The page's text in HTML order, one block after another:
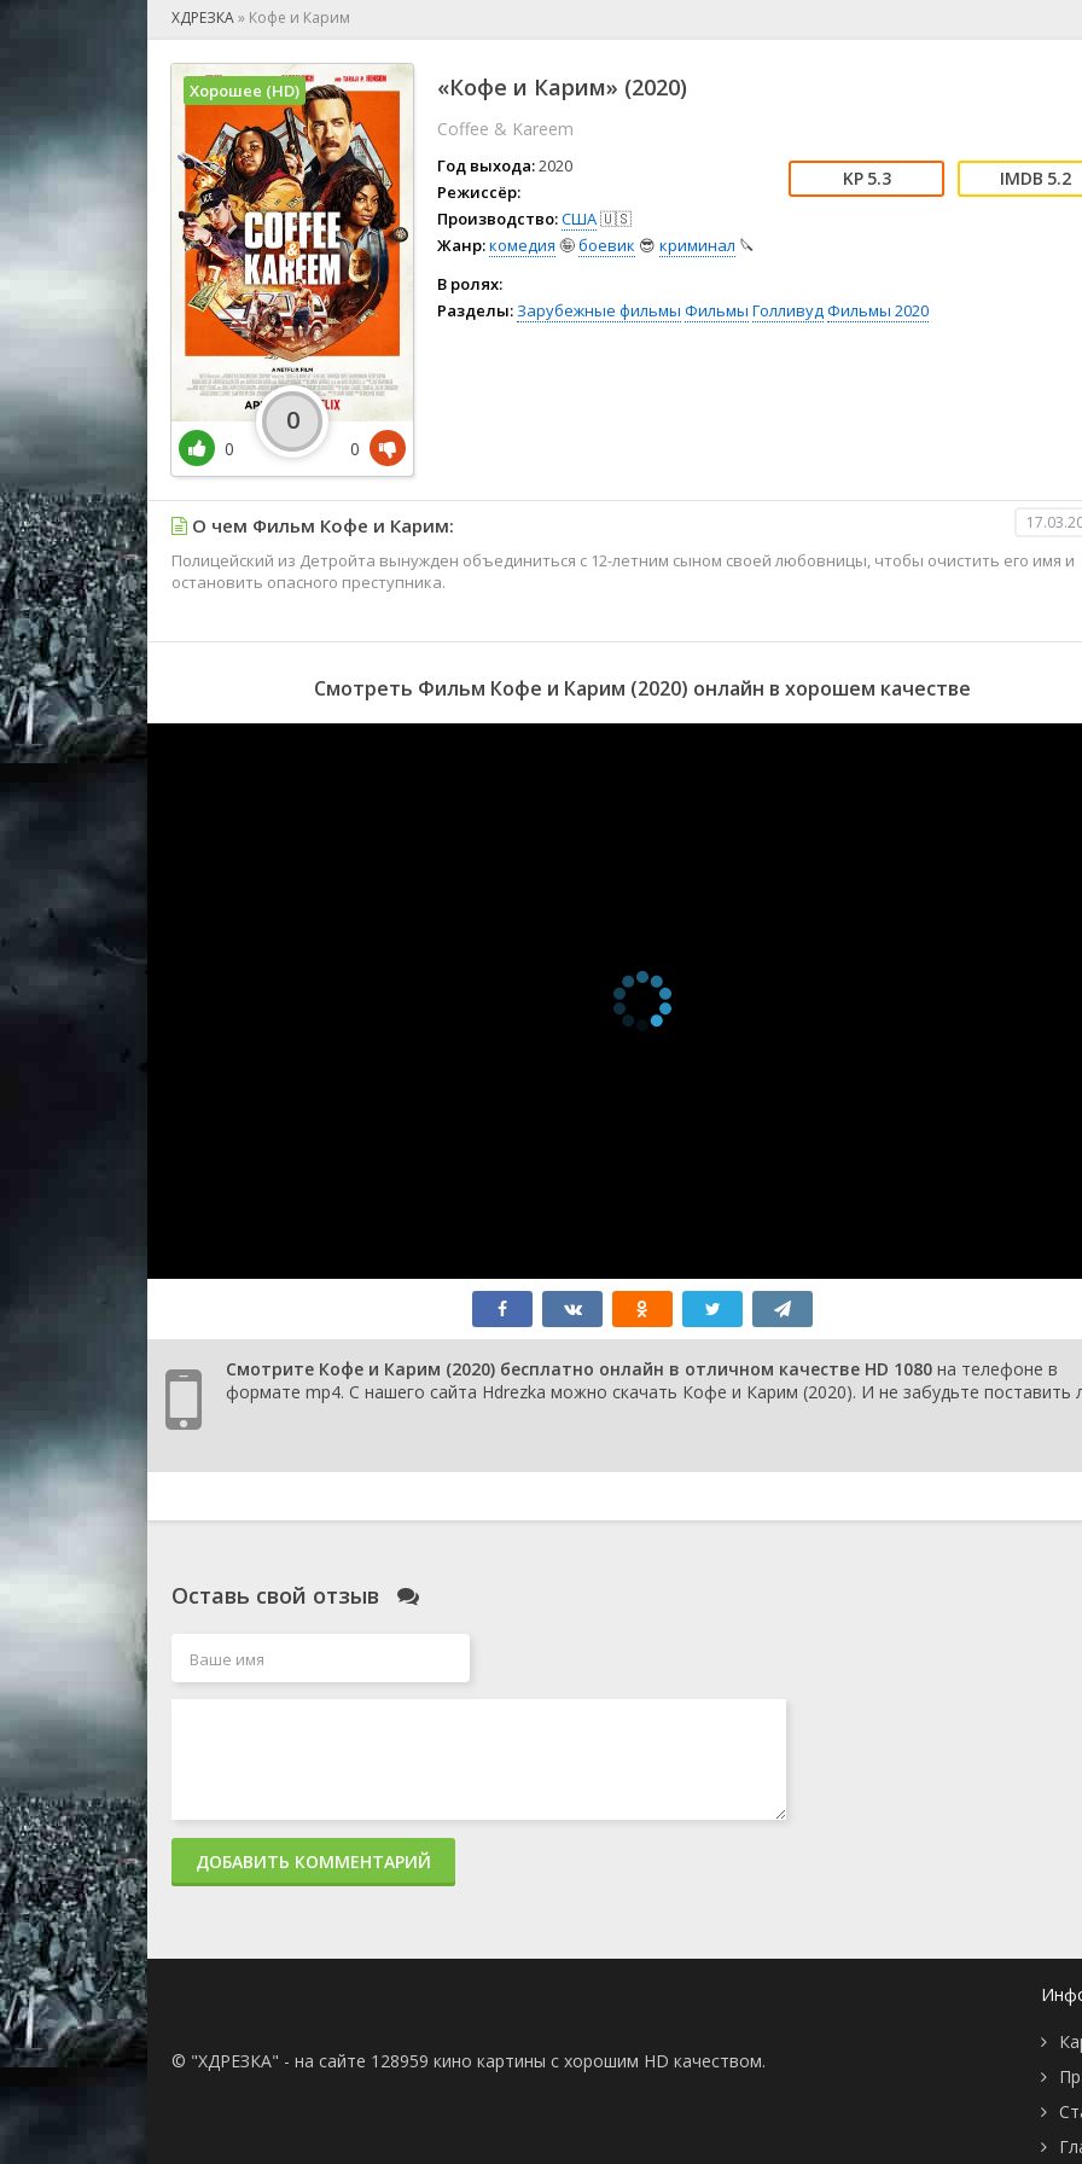
🕺 Мюзикл
👨‍💻 Реальное тв
🎤 Ток-шоу
😱 Ужасы
🧙‍♀️ Фантастика
🤠 Фильм-нуар
🧝‍♂️ Фэнтези
🏅 Церемония
ХДРЕЗКА» Кофе и Карим
«Кофе и Карим» (2020)
Coffee & Kareem
Год выхода:2020
Режиссёр:
Производство:США🇺🇸
Жанр:комедия 🤪боевик 😎 криминал 🔪
5.3 5.2
В ролях:
Разделы: Зарубежные фильмы Фильмы ГолливудФильмы 2020
Хорошее (HD)
0
0
0
О чем Фильм Кофе и Карим:
Полицейский из Детройта вынужден объединиться с 12-летним сыном своей любовницы, чтобы очистить его имя и
остановить опасного преступника.
Смотреть Фильм Кофе и Карим (2020) онлайн в хорошем качестве
Смотрите Кофе и Карим (2020) бесплатно онлайн в отличном качестве HD 1080 на телефоне в
формате mp4. С нашего сайта Hdrezka можно скачать Кофе и Карим (2020). И не забудьте поставить
Оставь свой отзыв
ДОБАВИТЬ КОММЕНТАРИЙ
© "ХДРЕЗКА" - на сайте 128959 кино картины с хорошим HD качеством.